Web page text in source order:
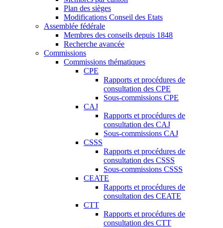
Plan des sièges
Modifications Conseil des Etats
Assemblée fédérale
Membres des conseils depuis 1848
Recherche avancée
Commissions
Commissions thématiques
CPE
Rapports et procédures de
consultation des CPE
Sous-commissions CPE
CAJ
Rapports et procédures de
consultation des CAJ
Sous-commissions CAJ
CSSS
Rapports et procédures de
consultation des CSSS
Sous-commissions CSSS
CEATE
Rapports et procédures de
consultation des CEATE
CTT
Rapports et procédures de
consultation des CTT